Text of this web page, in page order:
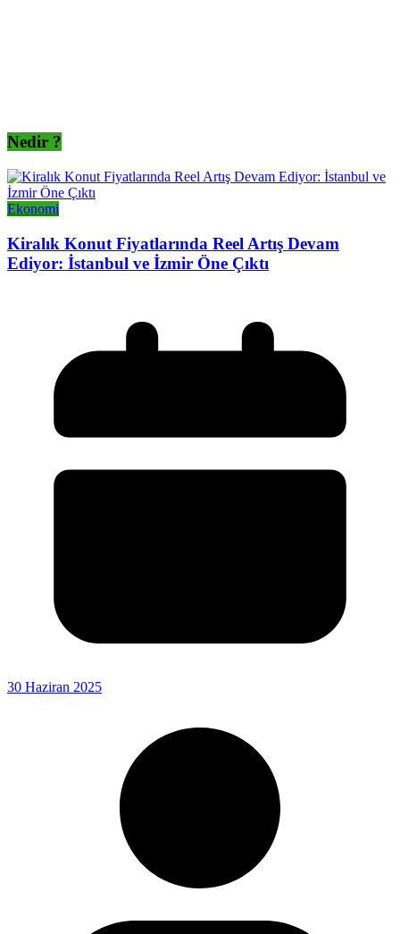
Nedir ?
Ekonomi
Kiralık Konut Fiyatlarında Reel Artış Devam
Ediyor: İstanbul ve İzmir Öne Çıktı
30 Haziran 2025